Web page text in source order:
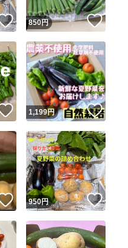
いいね！
850円 いい
いいね！
1,199円 いい
いいね！
950円 いい